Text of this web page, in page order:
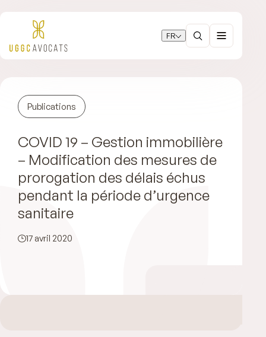
FR
Publications
COVID 19 – Gestion immobilière
– Modification des mesures de
prorogation des délais échus
pendant la période d’urgence
sanitaire
17 avril 2020